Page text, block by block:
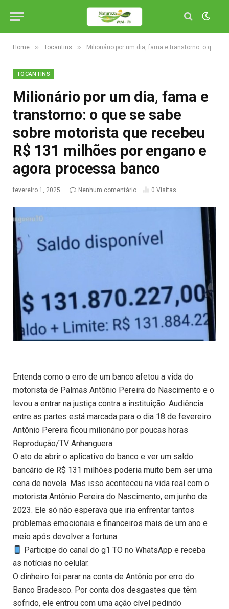
Home » Tocantins » Milionário por um dia, fama e transtorno: o que se sabe sobre motorista que recebeu R$ 131 milhões por engano e agora processa banco
TOCANTINS
Milionário por um dia, fama e
transtorno: o que se sabe
sobre motorista que recebeu
R$ 131 milhões por engano e
agora processa banco
fevereiro 1, 2025 Nenhum comentário 0 Visitas
Entenda como o erro de um banco afetou a vida do
motorista de Palmas Antônio Pereira do Nascimento e o
levou a entrar na justiça contra a instituição. Audiência
entre as partes está marcada para o dia 18 de fevereiro.
Antônio Pereira ficou milionário por poucas horas
Reprodução/TV Anhanguera
O ato de abrir o aplicativo do banco e ver um saldo
bancário de R$ 131 milhões poderia muito bem ser uma
cena de novela. Mas isso aconteceu na vida real com o
motorista Antônio Pereira do Nascimento, em junho de
2023. Ele só não esperava que iria enfrentar tantos
problemas emocionais e financeiros mais de um ano e
meio após devolver a fortuna.
Participe do canal do g1 TO no WhatsApp e receba
as notícias no celular.
O dinheiro foi parar na conta de Antônio por erro do
Banco Bradesco. Por conta dos desgastes que têm
sofrido, ele entrou com uma ação cível pedindo